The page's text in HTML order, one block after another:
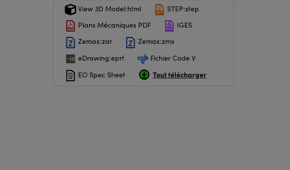
View 3D Model:html
STEP:step
Plans Mécaniques PDF
IGES
Zemax:zar
Zemax:zmx
eDrawing:eprt
Fichier Code V
EO Spec Sheet
Tout télécharger